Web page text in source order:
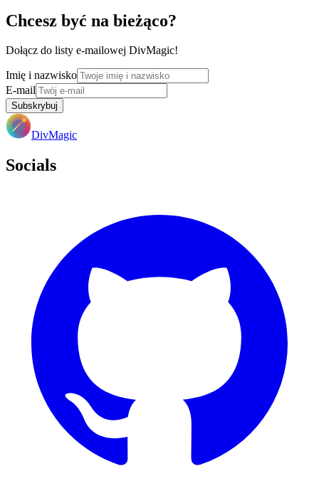
Chcesz być na bieżąco?
Dołącz do listy e-mailowej DivMagic!
Imię i nazwisko
E-mail
Subskrybuj
DivMagic
Socials